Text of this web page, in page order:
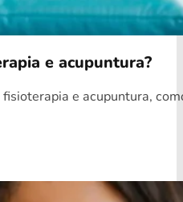
e acupuntura?
e acupuntura,